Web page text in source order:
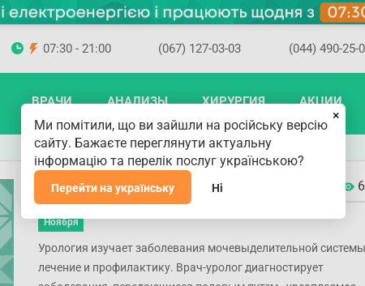
07:30 - 21:00 (067) 127-03-03 (044) 490-25-
ВРАЧИ АНАЛИЗЫ ХИРУРГИЯ АКЦИИ
Ноября
Урология в Киеве
Урология изучает заболевания мочевыделительной
лечение и профилактику. Врач-уролог диагностирует
×
Ми помітили, що ви зайшли на російську версію
сайту. Бажаєте переглянути актуальну
інформацію та перелік послуг українською?
Перейти на українську Ні